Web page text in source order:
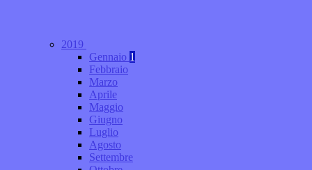
2019
Gennaio 1
Febbraio
Marzo
Aprile
Maggio
Giugno
Luglio
Agosto
Settembre